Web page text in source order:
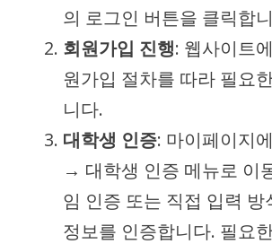
의 로그인 버튼을 클릭합
회원가입 진행: 웹사이트
원가입 절차를 따라 필요
니다.
대학생 인증: 마이페이지
→ 대학생 인증 메뉴로 이
임 인증 또는 직접 입력 방
정보를 인증합니다. 필요